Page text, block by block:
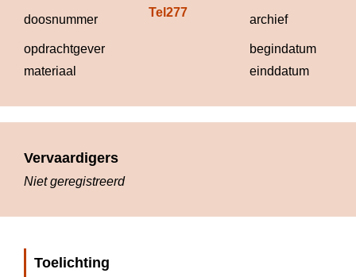
doosnummer
Tel277
archief
opdrachtgever
begindatum
materiaal
einddatum
Vervaardigers
Niet geregistreerd
Toelichting